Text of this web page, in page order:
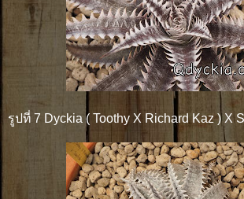
รูปที่ 7 Dyckia ( Toothy X Richard Kaz ) X